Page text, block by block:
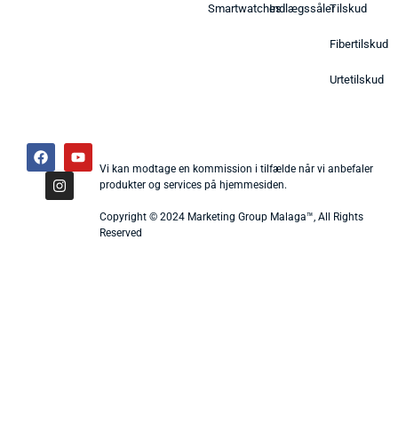
SmartwatchesIndlægssålerTilskud
Fibertilskud
Urtetilskud
Vi kan modtage en kommission i tilfælde når vi anbefaler
produkter og services på hjemmesiden.
Copyright © 2024 Marketing Group Malaga™, All Rights
Reserved